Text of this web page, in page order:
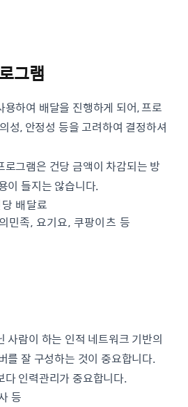
그램
하여 배달을 진행하게 되어, 프로
성, 안정성 등을 고려하여 결정하셔
그램은 건당 금액이 차감되는 방
이 들지는 않습니다.
배달료
민족, 요기요, 쿠팡이츠 등
사람이 하는 인적 네트워크 기반의
를 잘 구성하는 것이 중요합니다.
인력관리가 중요합니다.
등